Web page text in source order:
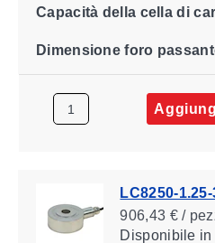
Capacità della cella di
Dimensione foro
LC8250-1.25-
906,43 € /
Disponibile in